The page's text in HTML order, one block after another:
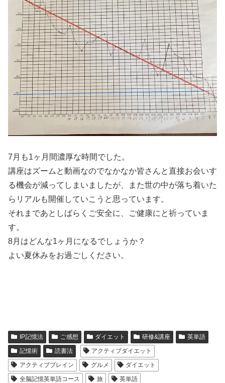
7月も1ヶ月間濃厚な時間でした。
講座はズームと動画なのでなかなか皆さんと直接お会いす
る機会が減ってしまいましたが、また世の中が落ち着いた
らリアルも開催していこうと思っています。
それまであとしばらくご安全に、ご健康にと祈っていま
す。
8月はどんな1ヶ月になるでしょうか？
よい夏休みをお過ごしください。
IP記憶法 ご感想 ダイエット 研修&講座
英単語
記憶術
読書法
アクティブダイエット
アクティブブレイン
グルメ
ダイエット
全脳記憶英単語コース
旅 英単語